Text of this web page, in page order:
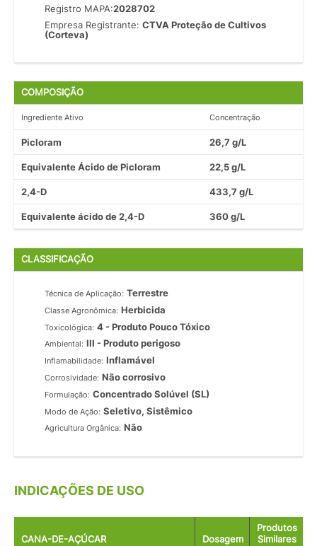
Registro MAPA:2028702
Empresa Registrante:CTVA Proteção de Cultivos
(Corteva)
COMPOSIÇÃO
Ingrediente Ativo Concentração
Picloram 26,7 g/L
Equivalente Ácido de Picloram 22,5 g/L
2,4-D 433,7 g/L
Equivalente ácido de 2,4-D 360 g/L
CLASSIFICAÇÃO
Técnica de Aplicação: Terrestre
Classe Agronômica: Herbicida
Toxicológica: 4 - Produto Pouco Tóxico
Ambiental: III - Produto perigoso
Inflamabilidade: Inflamável
Corrosividade: Não corrosivo
Formulação: Concentrado Solúvel (SL)
Modo de Ação: Seletivo, Sistêmico
Agricultura Orgânica: Não
INDICAÇÕES DE USO
CANA-DE-AÇÚCAR Dosagem
Produtos
Similares